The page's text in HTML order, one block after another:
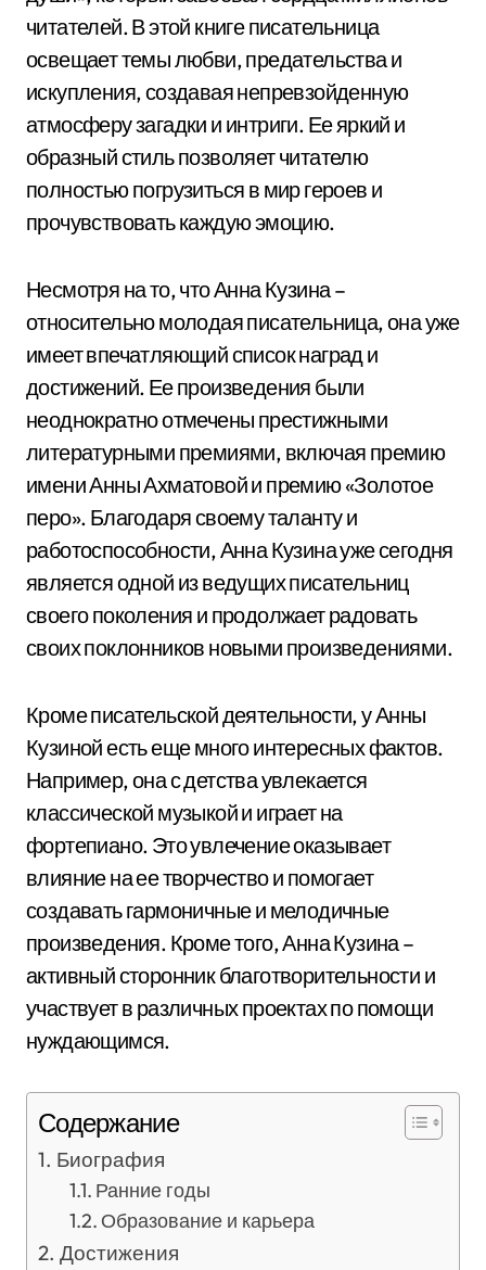
читателей. В этой книге писательница
освещает темы любви, предательства и
искупления, создавая непревзойденную
атмосферу загадки и интриги. Ее яркий и
образный стиль позволяет читателю
полностью погрузиться в мир героев и
прочувствовать каждую эмоцию.
Несмотря на то, что Анна Кузина –
относительно молодая писательница, она уже
имеет впечатляющий список наград и
достижений. Ее произведения были
неоднократно отмечены престижными
литературными премиями, включая премию
имени Анны Ахматовой и премию «Золотое
перо». Благодаря своему таланту и
работоспособности, Анна Кузина уже сегодня
является одной из ведущих писательниц
своего поколения и продолжает радовать
своих поклонников новыми произведениями.
Кроме писательской деятельности, у Анны
Кузиной есть еще много интересных фактов.
Например, она с детства увлекается
классической музыкой и играет на
фортепиано. Это увлечение оказывает
влияние на ее творчество и помогает
создавать гармоничные и мелодичные
произведения. Кроме того, Анна Кузина –
активный сторонник благотворительности и
участвует в различных проектах по помощи
нуждающимся.
Содержание
Биография
Ранние годы
Образование и карьера
Достижения